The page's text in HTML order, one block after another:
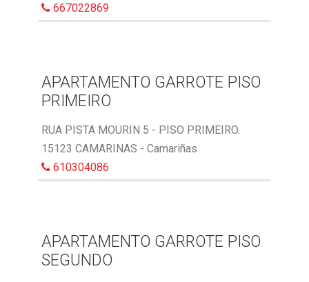
667022869
APARTAMENTO GARROTE PISO
PRIMEIRO
RUA PISTA MOURIN 5 - PISO PRIMEIRO.
15123 CAMARINAS - Camariñas
610304086
APARTAMENTO GARROTE PISO
SEGUNDO